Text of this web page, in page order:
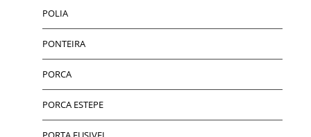
POLIA
PONTEIRA
PORCA
PORCA ESTEPE